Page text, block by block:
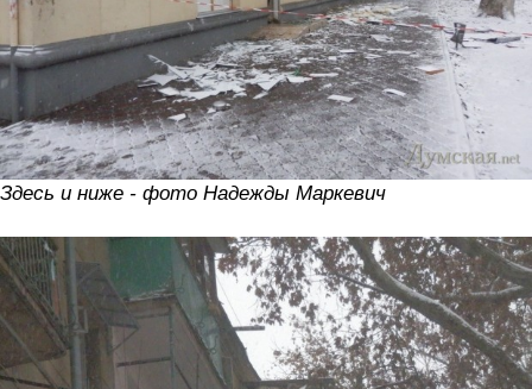
Здесь и ниже - фото Надежды Маркевич